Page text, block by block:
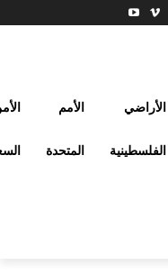
الأراضي
الفلسطينية
الأمم
المتحدة